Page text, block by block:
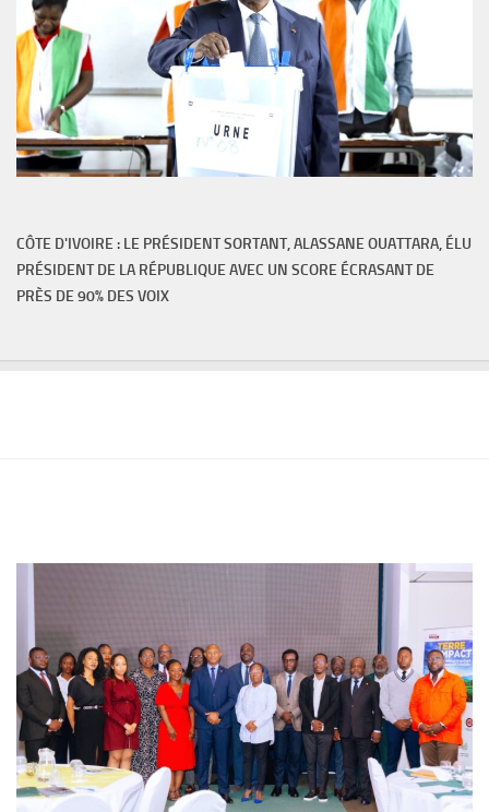
CÔTE D'IVOIRE : LE PRÉSIDENT SORTANT, ALASSANE OUATTARA, ÉLU
PRÉSIDENT DE LA RÉPUBLIQUE AVEC UN SCORE ÉCRASANT DE
PRÈS DE 90% DES VOIX